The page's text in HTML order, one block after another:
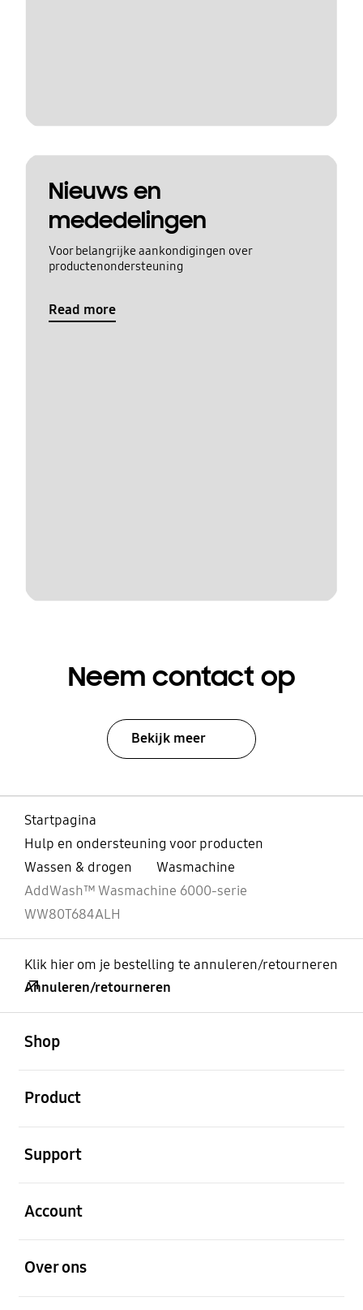
Nieuws en
mededelingen
Voor belangrijke aankondigingen over
productenondersteuning
Read more
Neem contact op
Bekijk meer
Startpagina
Hulp en ondersteuning voor producten
Wassen & drogen
Wasmachine
AddWash™ Wasmachine 6000-serie
WW80T684ALH
Klik hier om je bestelling te annuleren/retourneren
Annuleren/retourneren
Shop
Product
Support
Account
Over ons